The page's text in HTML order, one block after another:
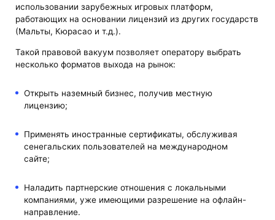
использовании зарубежных игровых платформ,
работающих на основании лицензий из других государств
(Мальты, Кюрасао и т.д.).
Такой правовой вакуум позволяет оператору выбрать
несколько форматов выхода на рынок:
Открыть наземный бизнес, получив местную
лицензию;
Применять иностранные сертификаты, обслуживая
сенегальских пользователей на международном
сайте;
Наладить партнерские отношения с локальными
компаниями, уже имеющими разрешение на офлайн-
направление.